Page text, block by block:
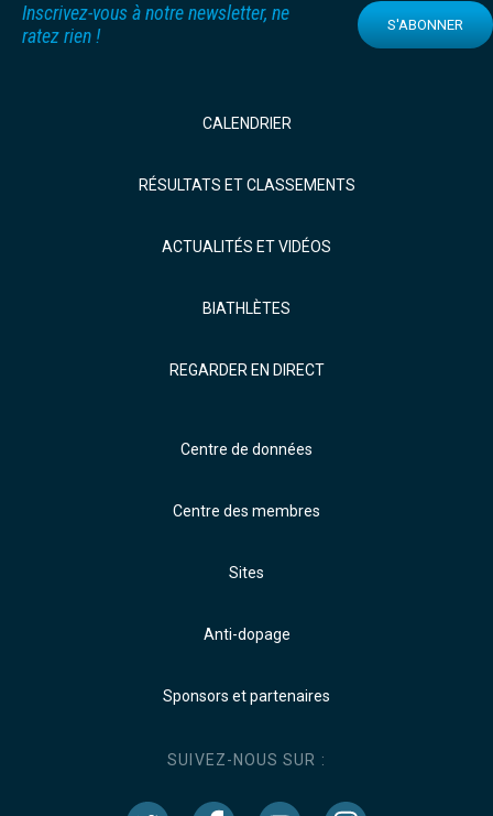
Inscrivez-vous à notre newsletter, ne
ratez rien !
S'ABONNER
CALENDRIER
RÉSULTATS ET CLASSEMENTS
ACTUALITÉS ET VIDÉOS
BIATHLÈTES
REGARDER EN DIRECT
Centre de données
Centre des membres
Sites
Anti-dopage
Sponsors et partenaires
SUIVEZ-NOUS SUR :